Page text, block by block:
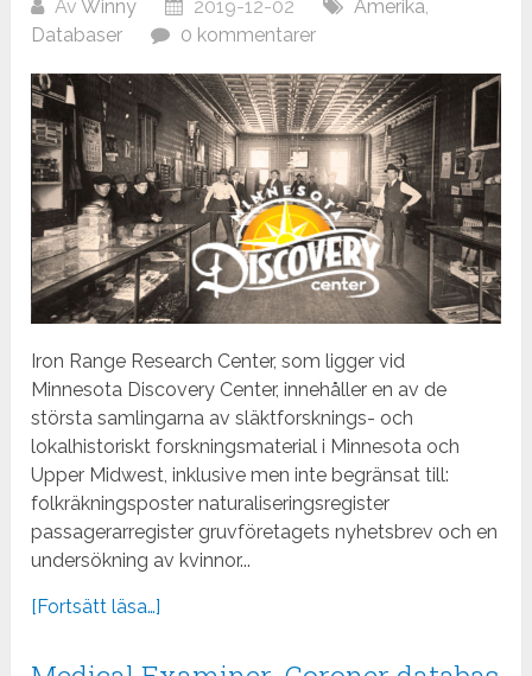
AvWinny 2019-12-02 Amerika
Databaser
0 kommentarer
Iron Range Research Center, som ligger vid
Minnesota Discovery Center, innehåller en av de
största samlingarna av släktforsknings- och
lokalhistoriskt forskningsmaterial i Minnesota och
Upper Midwest, inklusive men inte begränsat till:
folkräkningsposter naturaliseringsregister
passagerarregister gruvföretagets nyhetsbrev och en
undersökning av kvinnor...
[Fortsätt läsa…]